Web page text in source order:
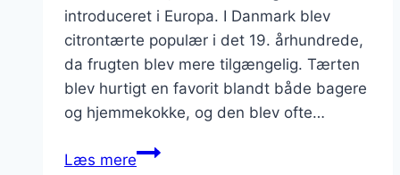
introduceret i Europa. I Danmark blev
citrontærte populær i det 19. århundrede,
da frugten blev mere tilgængelig. Tærten
blev hurtigt en favorit blandt både bagere
og hjemmekokke, og den blev ofte…
Læs mereCitrontærtens